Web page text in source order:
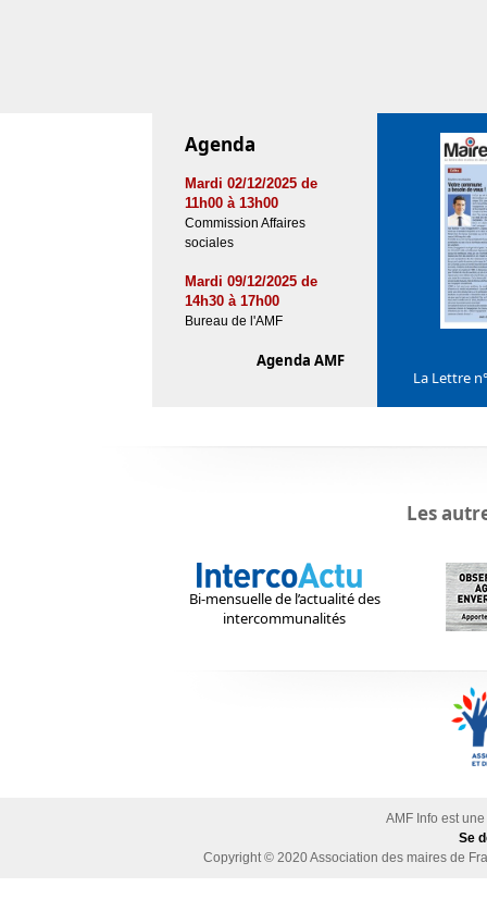
Agenda
Mardi 02/12/2025 de
11h00 à 13h00
Commission Affaires
sociales
Mardi 09/12/2025 de
14h30 à 17h00
Bureau de l'AMF
Agenda AMF
La Lettre
Les
Bi-mensuelle de l’actualité des
intercommunalités
AMF Info est
Se
Copyright © 2020Association des maires de